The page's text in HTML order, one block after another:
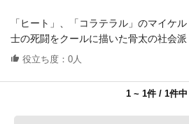
イゼンバーグ
「ヒート」、「コラテラル」のマイケ
士の死闘をクールに描いた骨太の社会派
静けさの中にもほとばしる熱気、マイ
た演出が、男達の生きざまを輝かせます
自分を信じ、自分を貫こうとする男の
激しく揺さぶります。
役立ち度：0人
1 ~ 1件 / 1件中